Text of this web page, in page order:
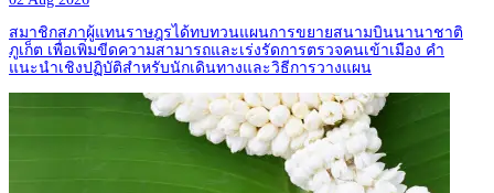
สมาชิกสภาผู้แทนราษฎรได้ทบทวนแผนการขยายสนามบินนานาชาติ
ภูเก็ต เพื่อเพิ่มขีดความสามารถและเร่งรัดการตรวจคนเข้าเมือง คำ
แนะนำเชิงปฏิบัติสำหรับนักเดินทางและวิธีการวางแผน